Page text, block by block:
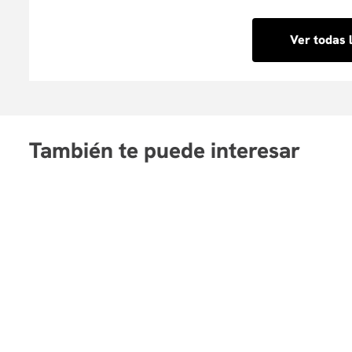
completar tu inscripción y pago en línea de forma
Ver todas
También te puede interesar